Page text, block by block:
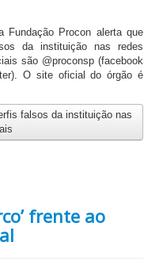
Fundação Procon alerta que
da instituição nas redes
são @proconsp (facebook
O site oficial do órgão é
falsos da instituição nas
frente ao